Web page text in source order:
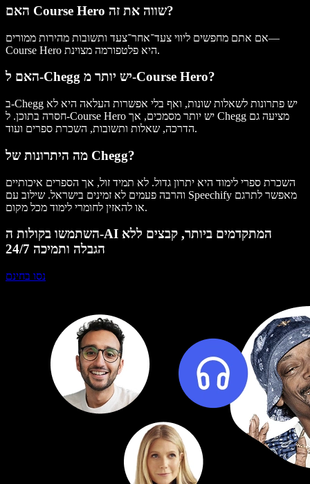
האם Course Hero שווה את זה?
אם אתם מחפשים ליווי צעד־אחר־צעד ותשובות מהירות ממורים—
Course Hero היא פלטפורמה מצוינת.
האם ל-Chegg יש יותר מ-Course Hero?
ב-Chegg יש פתרונות לשאלות שונות, ואף בלי אפשרות העלאה היא לא
חסרה בתוכן. ל-Course Hero יש יותר מסמכים, אך Chegg מציעה גם
הדרכה, שאלות ותשובות, השכרת ספרים ועוד.
מה היתרונות של Chegg?
השכרת ספרי לימוד היא יתרון גדול. לא תמיד זול, אך הספרים איכותיים
והרבה פעמים לא זמינים בישראל. שילוב עם Speechify מאפשר לתרגם
או להאזין לחומרי לימוד מכל מקום.
השתמשו בקולות ה-AI המתקדמים ביותר, קבצים ללא
הגבלה ותמיכה 24/7
נסו בחינם